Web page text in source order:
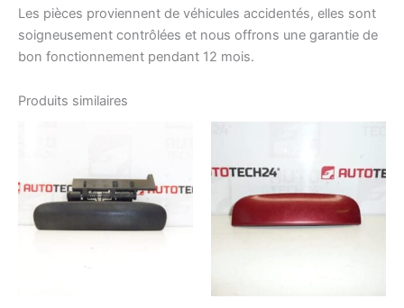
Les pièces proviennent de véhicules accidentés, elles sont
soigneusement contrôlées et nous offrons une garantie de
bon fonctionnement pendant 12 mois.
Produits similaires